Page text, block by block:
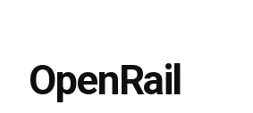
Референсы
OpenRail